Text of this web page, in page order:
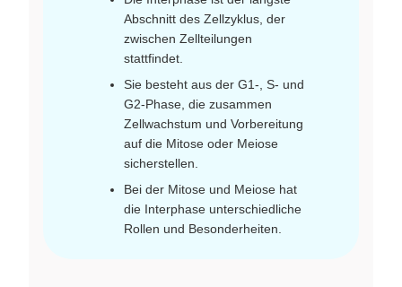
Abschnitt des Zellzyklus, der
zwischen Zellteilungen
stattfindet.
Sie besteht aus der G1-, S- und
G2-Phase, die zusammen
Zellwachstum und Vorbereitung
auf die Mitose oder Meiose
sicherstellen.
Bei der Mitose und Meiose hat
die Interphase unterschiedliche
Rollen und Besonderheiten.